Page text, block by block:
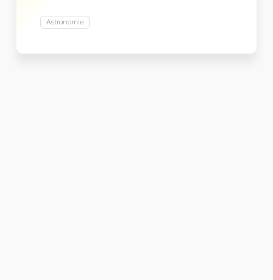
Astronomie